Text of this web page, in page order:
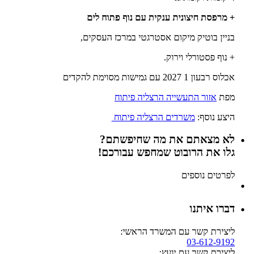
+ מרפסת חיצונית ענקית עם נוף פתוח לים
בניין בוטיק מיקום אסטרגטי במרכז העסקים,
+ נוף פסטורלי וירוק.
אכלוס רבעון 1 2027 עם גמישות מסוימת להקדים
מפת אזור התעשייה הרצליה פיתוח
היצע נוסף: משרדים הרצליה פיתוח
לא מצאתם את מה שחיפשתם?
גלו את הרובוט שמחפש עבורכם!
לפרטים נוספים
דברו איתנו
ליצירת קשר עם המשרד הראשי:
03-612-9192